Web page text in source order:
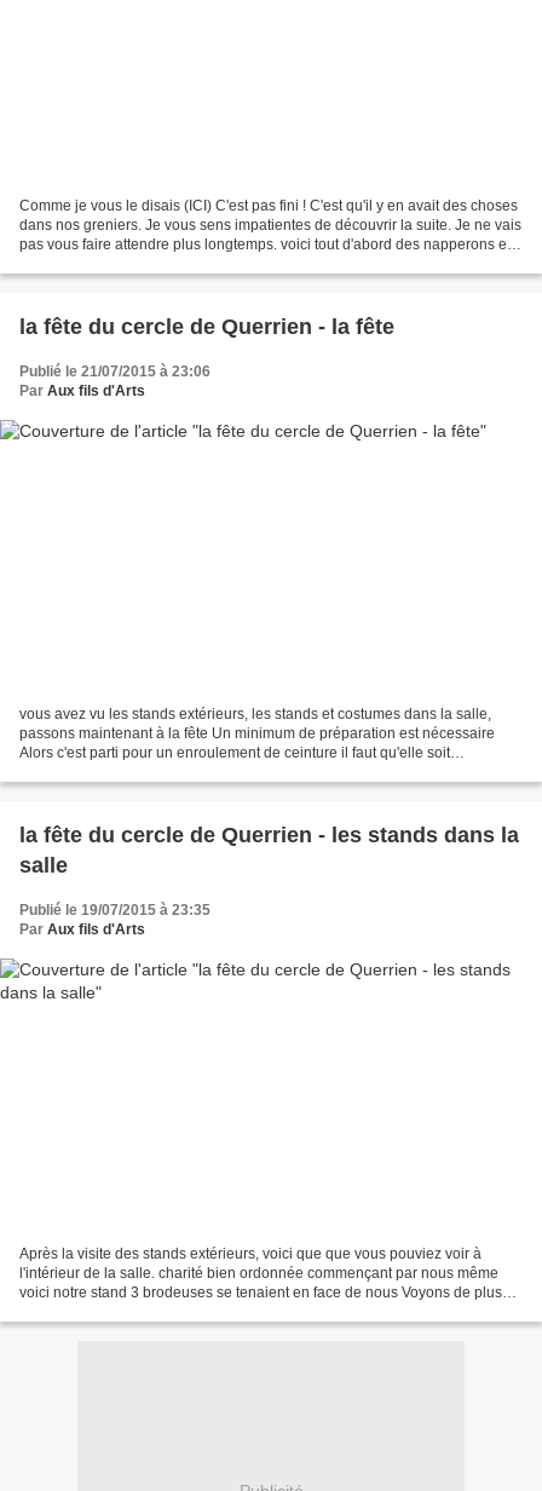
Comme je vous le disais (ICI) C'est pas fini ! C'est qu'il y en avait des choses
dans nos greniers. Je vous sens impatientes de découvrir la suite. Je ne vais
pas vous faire attendre plus longtemps. voici tout d'abord des napperons en
la fête du cercle de Querrien - la fête
Publié le 21/07/2015 à 23:06
Par Aux fils d'Arts
vous avez vu les stands extérieurs, les stands et costumes dans la salle,
passons maintenant à la fête Un minimum de préparation est nécessaire
Alors c'est parti pour un enroulement de ceinture il faut qu'elle soit
la fête du cercle de Querrien - les stands dans la
salle
Publié le 19/07/2015 à 23:35
Par Aux fils d'Arts
Après la visite des stands extérieurs, voici que que vous pouviez voir à
l'intérieur de la salle. charité bien ordonnée commençant par nous même
voici notre stand 3 brodeuses se tenaient en face de nous Voyons de plus